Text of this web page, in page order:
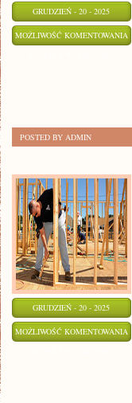
GRUDZIEŃ - 20 - 2025
MOŻLIWOŚĆ KOMENTOWANIA
POSTED BY ADMIN
GRUDZIEŃ - 20 - 2025
MOŻLIWOŚĆ KOMENTOWANIA